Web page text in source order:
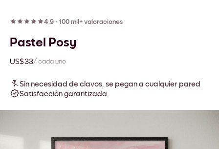
4.9 · 100 mil+ valoraciones
Pastel Posy
US$33/ cada uno
Sin necesidad de clavos, se pegan a cualquier pared
Satisfacción garantizada